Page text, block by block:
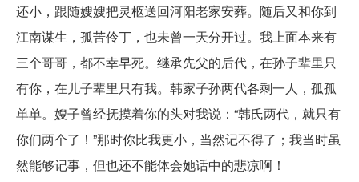
还小，跟随嫂嫂把灵柩送回河阳老家安葬。随后又和你到
江南谋生，孤苦伶丁，也未曾一天分开过。我上面本来有
三个哥哥，都不幸早死。继承先父的后代，在孙子辈里只
有你，在儿子辈里只有我。韩家子孙两代各剩一人，孤孤
单单。嫂子曾经抚摸着你的头对我说：“韩氏两代，就只有
你们两个了！”那时你比我更小，当然记不得了；我当时虽
然能够记事，但也还不能体会她话中的悲凉啊！